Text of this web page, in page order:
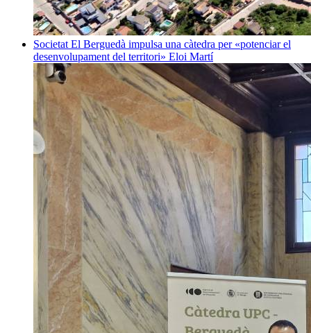
Societat El Berguedà impulsa una càtedra per «potenciar el
desenvolupament del territori» Eloi Martí